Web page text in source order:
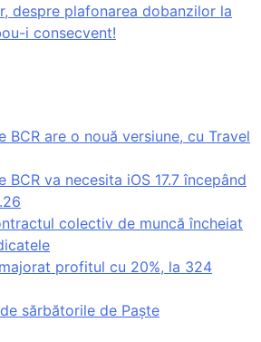
despre plafonarea dobanzilor la
i consecvent!
BCR are o nouă versiune, cu Travel
BCR va necesita iOS 17.7 începând
colectiv de muncă încheiat
profitul cu 20%, la 324
sărbătorile de Paște